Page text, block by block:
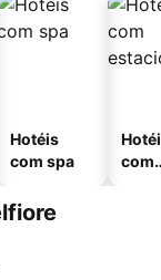
Hotéis
com spa
com